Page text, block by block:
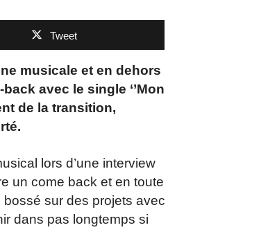
Tweet
musicale et en dehors
avec le single ‘’Mon
de la transition,
lors d’une interview
un come back et en toute
bossé sur des projets avec
dans pas longtemps si